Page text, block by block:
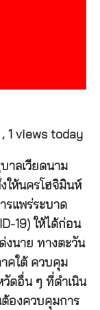
, 1 views today
าลเวียดนาม
ให้นครโฮจิมินห์
รแพร่ระบาด
19) ให้ได้ก่อน
งนาย ทางตะวัน
คใต้ ควบคุม
ดอื่น ๆ ที่ดำเนิน
ต้องควบคุมการ